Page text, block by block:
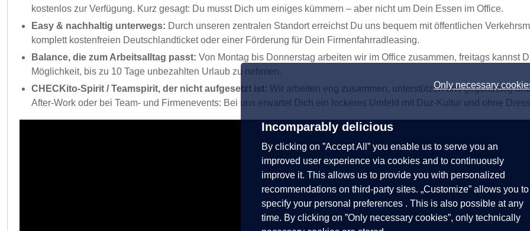
Only necessary
Incomparably delicious
By clicking on ”Accept All” you enable us to serve you an
improved user experience via cookies and to continuously
improve it. This allows us to provide you with personalized
recommendations on third-party sites. „Customize” allows you to
specify your personal preferences . This is also possible at any
time. By clicking on ”Only necessary cookies”, only technically
kostenlos zur Verfügung. Kurz gesagt: Du musst Dich um einiges kümmern – aber nicht um Dein Essen im Office.
Easy & nachhaltig unterwegs: Durch unseren zentralen Standort erreichst Du uns bequem mit öffentlichen
komplett kostenfreien Deutschlandticket oder einer Förderung für Dein Firmenfahrradleasing.
Balance, die zum Arbeitsalltag passt: Von Montag bis Donnerstag arbeiten wir im Office zusammen, freitags kannst
Möglichkeit, bis zu 10 Tage unbezahlten Urlaub zu nehmen.
CHECKito-Spirit / Teamspirit, der nicht aufgesetzt ist: Wir arbeiten eng zusammen, unterstützen uns gegenseitig
After-Work oder bei Team- und Firmenevents: Bei uns erwartet Dich ein lockeres Umfeld mit Duz-Kultur und ohne